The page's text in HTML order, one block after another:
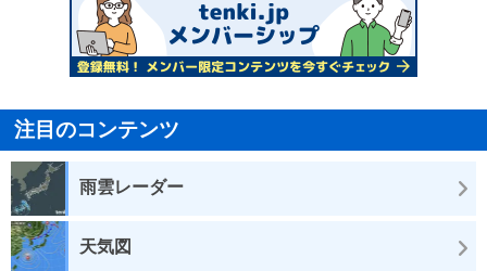
注目のコンテンツ
雨雲レーダー
天気図